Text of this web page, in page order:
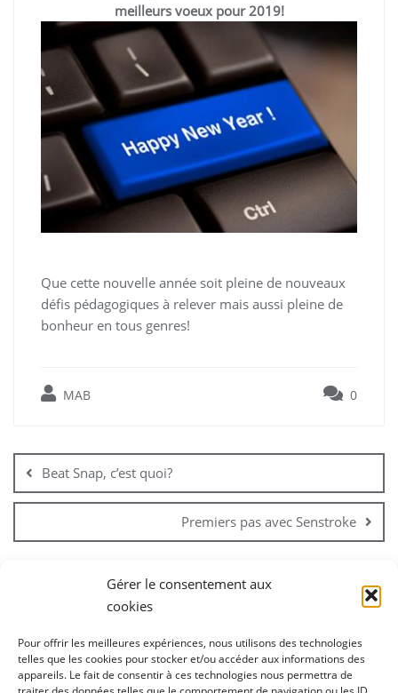
Gérer le consentement aux
cookies
Pour offrir les meilleures expériences, nous utilisons des technologies
telles que les cookies pour stocker et/ou accéder aux informations des
appareils. Le fait de consentir à ces technologies nous permettra de
meilleurs voeux pour 2019!
Que cette nouvelle année soit pleine de nouveaux
défis pédagogiques à relever mais aussi pleine de
bonheur en tous genres!
MAB 0
de
l’article
Beat Snap, c’est quoi?
Premiers pas avec Senstroke
1ère soirée des partenaires Accueil